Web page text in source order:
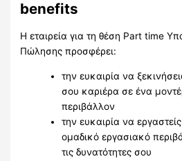
benefits
H εταιρεία για τη θέση Part time
Πώλησης προσφέρει:
την ευκαιρία να
σου καριέρα σε ένα
περιβάλλον
την ευκαιρία να
ομαδικό εργασιακό
τις δυνατότητες σου